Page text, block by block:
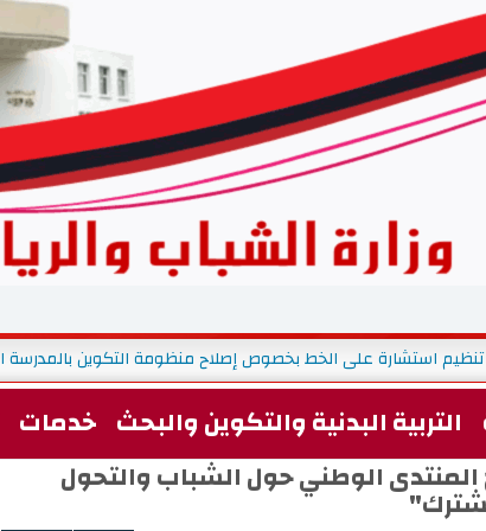
لإنتداب (726) أستاذ تعليم ثانوي تربية بدنية بعنوان سنة 2026
التربية البدنية والتكوين والبحث خدمات
المنتدى الوطني حول الشباب والتحول